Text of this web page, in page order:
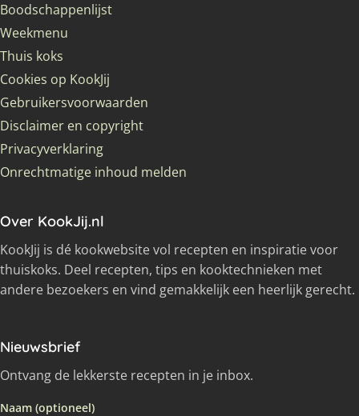
Boodschappenlijst
Weekmenu
Thuis koks
Cookies op KookJij
Gebruikersvoorwaarden
Disclaimer en copyright
Privacyverklaring
Onrechtmatige inhoud melden
Over KookJij.nl
KookJij is dé kookwebsite vol recepten en inspiratie voor
thuiskoks. Deel recepten, tips en kooktechnieken met
andere bezoekers en vind gemakkelijk een heerlijk gerecht.
Nieuwsbrief
Ontvang de lekkerste recepten in je inbox.
Naam (optioneel)